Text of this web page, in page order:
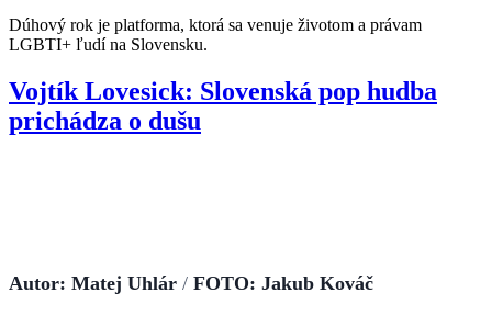
Dúhový rok je platforma, ktorá sa venuje životom a právam
LGBTI+ ľudí na Slovensku.
Vojtík Lovesick: Slovenská pop hudba
prichádza o dušu
Autor: Matej Uhlár / FOTO: Jakub Kováč